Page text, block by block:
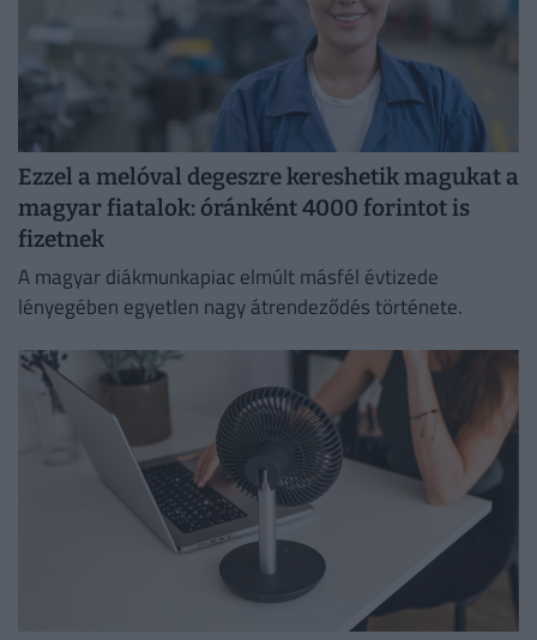
Ezzel a melóval degeszre kereshetik magukat a
magyar fiatalok: óránként 4000 forintot is
fizetnek
A magyar diákmunkapiac elmúlt másfél évtizede
lényegében egyetlen nagy átrendeződés története.